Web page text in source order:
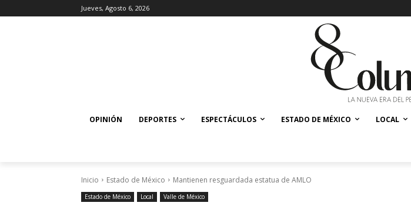
Jueves, Agosto 6, 2026
OPINIÓN DEPORTES ESPECTÁCULOS ESTADO DE MÉXICO LOCAL
Inicio Estado de México Mantienen resguardada estatua de AMLO
Estado de México Local Valle de México